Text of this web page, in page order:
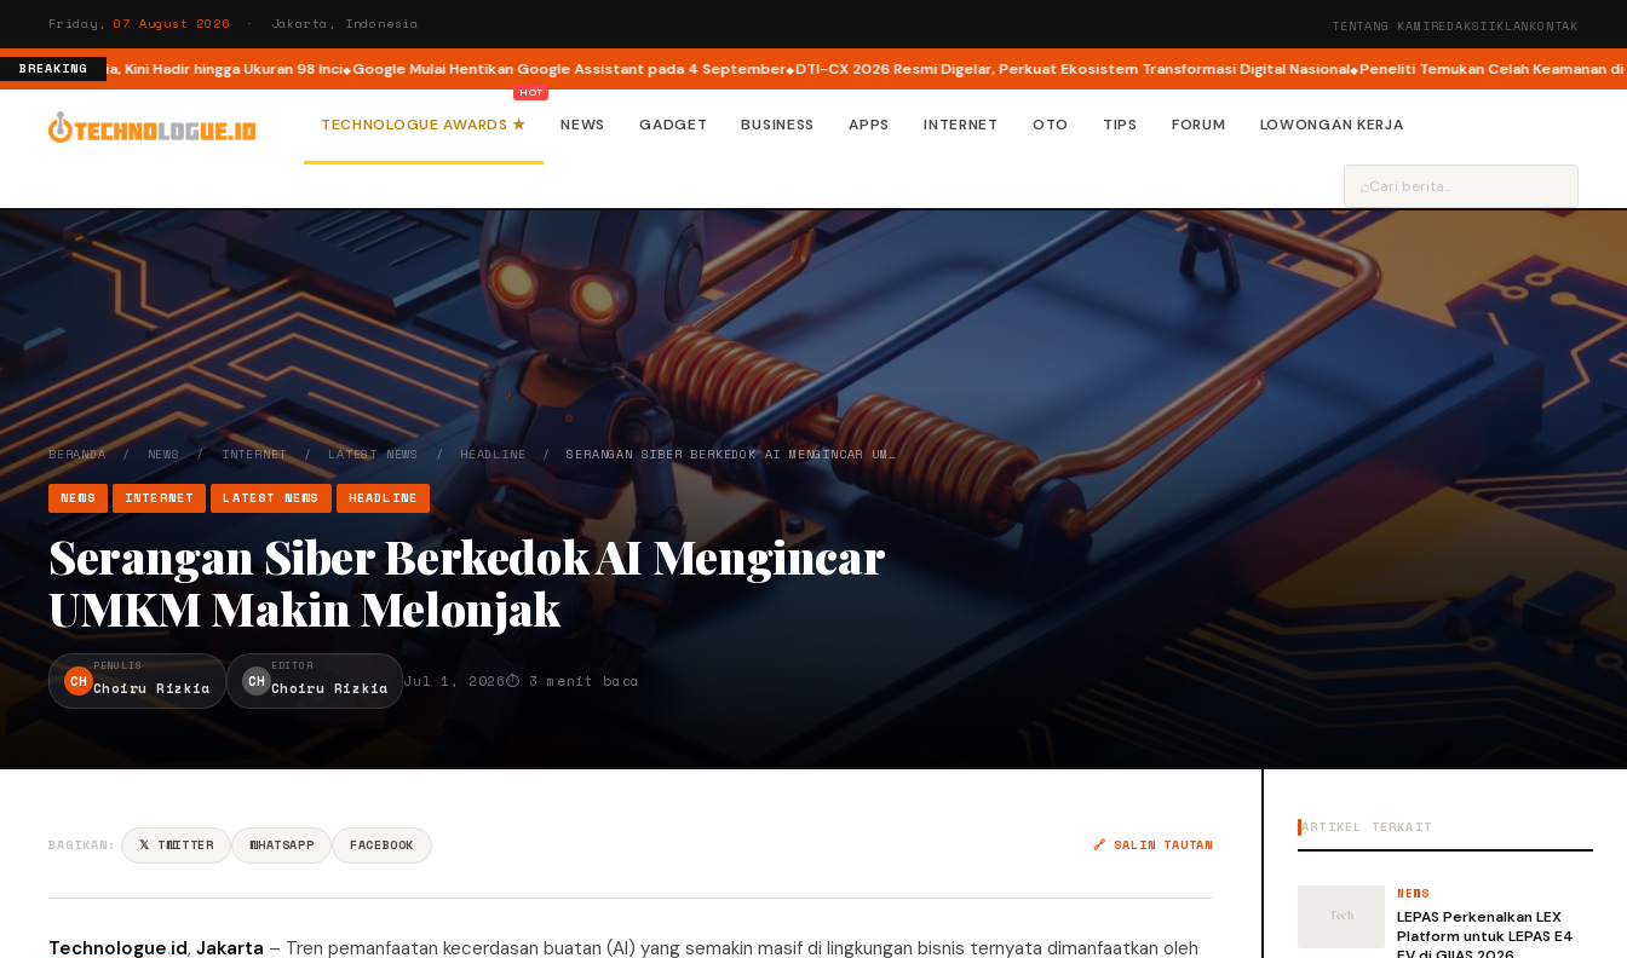
Friday,07 August 2026 · Jakarta, Indonesia TENTANG KAMIREDAKSIIKLANKONTAK
BREAKINGKini Hadir hingga Ukuran 98 Inci Google Mulai Hentikan Google Assistant pada 4 September DTI-CX 2026 Resmi Digelar, Perkuat Ekosistem Transformasi Digital Nasional Peneliti Temukan Celah Keamanan di Apple
TECHNOLOGUE AWARDS ★ NEWS GADGET BUSINESS APPS INTERNET OTO TIPS FORUM LOWONGAN KERJA
⌕
BERANDA/ NEWS / INTERNET/ LATEST NEWS / HEADLINE /SERANGAN SIBER BERKEDOK AI MENGINCAR UM…
NEWS INTERNET LATEST NEWS HEADLINE
Serangan Siber Berkedok AI Mengincar
UMKM Makin Melonjak
CH
PENULIS
Choiru Rizkia CH
EDITOR
Choiru Rizkia Jul 1, 2026⏱ 3 menit baca
BAGIKAN: 𝕏 TWITTER WHATSAPP FACEBOOK 🔗 SALIN TAUTAN
Technologue.id, Jakarta – Tren pemanfaatan kecerdasan buatan (AI) yang semakin masif di lingkungan bisnis ternyata dimanfaatkan oleh
ARTIKEL TERKAIT
NEWS
LEPAS Perkenalkan LEX
Platform untuk LEPAS E4